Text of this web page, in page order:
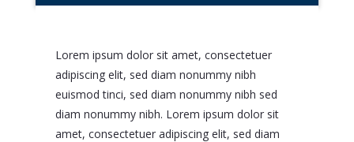
Lorem ipsum dolor sit amet, consectetuer
adipiscing elit, sed diam nonummy nibh
euismod tinci, sed diam nonummy nibh sed
diam nonummy nibh. Lorem ipsum dolor sit
amet, consectetuer adipiscing elit, sed diam